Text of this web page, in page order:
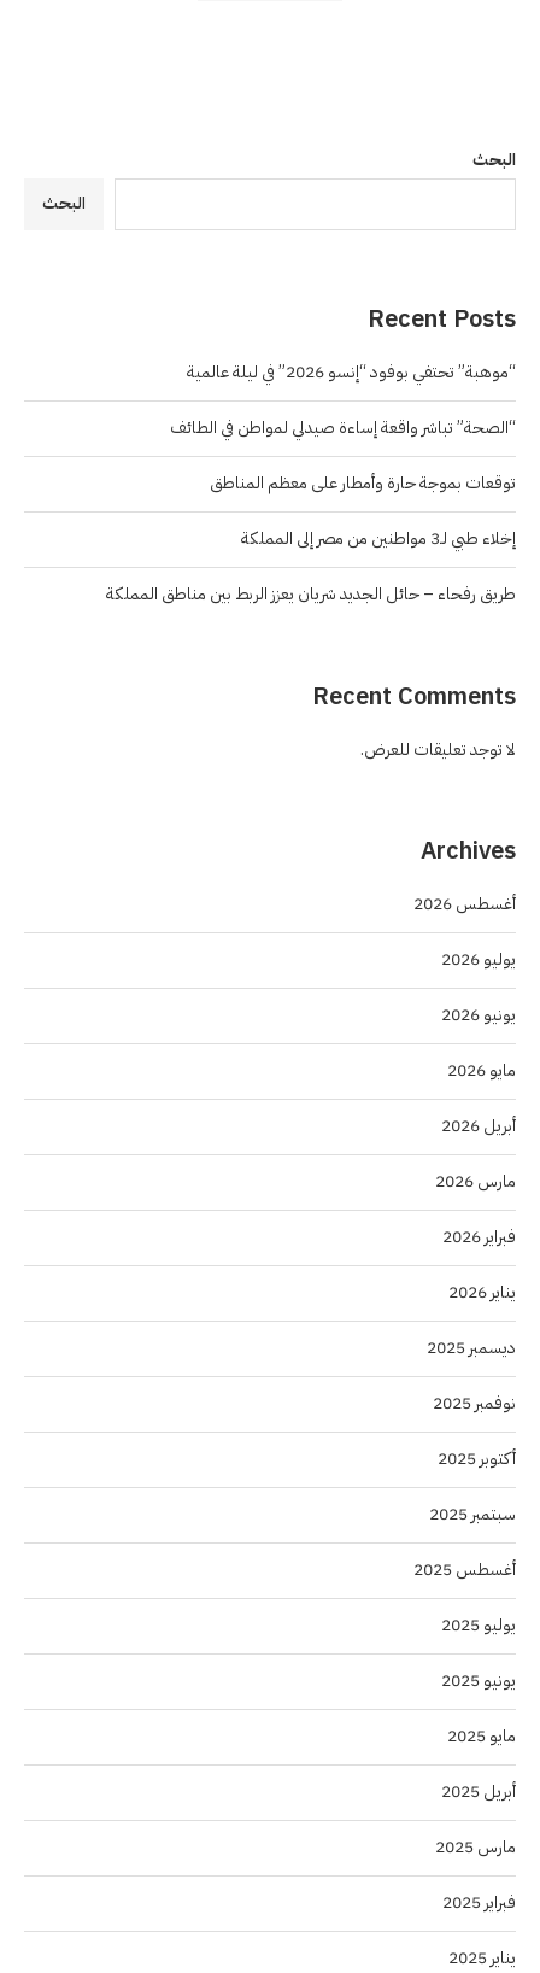
البحث
البحث
Recent Posts
“موهبة” تحتفي بوفود “إنسو 2026” في ليلة عالمية
“الصحة” تباشر واقعة إساءة صيدلي لمواطن في الطائف
توقعات بموجة حارة وأمطار على معظم المناطق
إخلاء طبي لـ3 مواطنين من مصر إلى المملكة
طريق رفحاء – حائل الجديد شريان يعزز الربط بين مناطق المملكة
Recent Comments
لا توجد تعليقات للعرض.
Archives
أغسطس 2026
يوليو 2026
يونيو 2026
مايو 2026
أبريل 2026
مارس 2026
فبراير 2026
يناير 2026
ديسمبر 2025
نوفمبر 2025
أكتوبر 2025
سبتمبر 2025
أغسطس 2025
يوليو 2025
يونيو 2025
مايو 2025
أبريل 2025
مارس 2025
فبراير 2025
يناير 2025